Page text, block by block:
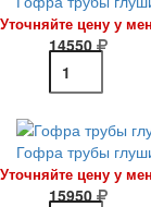
Уточняйте цену у
14550
Гофра трубы
Уточняйте цену у
15950